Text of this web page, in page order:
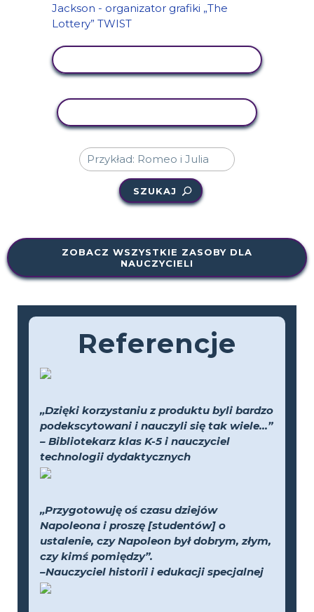
SZUKAJ
ZOBACZ WSZYSTKIE ZASOBY DLA
NAUCZYCIELI
Referencje
„Dzięki korzystaniu z produktu byli bardzo
podekscytowani i nauczyli się tak wiele...”
– Bibliotekarz klas K-5 i nauczyciel
technologii dydaktycznych
„Przygotowuję oś czasu dziejów
Napoleona i proszę [studentów] o
ustalenie, czy Napoleon był dobrym, złym,
czy kimś pomiędzy”.
–Nauczyciel historii i edukacji specjalnej